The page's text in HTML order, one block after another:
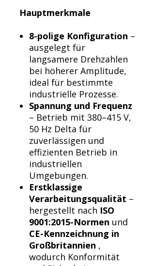
Hauptmerkmale
8-polige Konfiguration –
ausgelegt für
langsamere Drehzahlen
bei höherer Amplitude,
ideal für bestimmte
industrielle Prozesse.
Spannung und Frequenz
– Betrieb mit 380–415 V,
50 Hz Delta für
zuverlässigen und
effizienten Betrieb in
industriellen
Umgebungen.
Erstklassige
Verarbeitungsqualität –
hergestellt nach ISO
9001:2015-Normen und
CE-Kennzeichnung in
Großbritannien ,
wodurch Konformität